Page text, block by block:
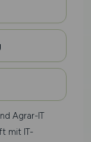
Agrar-IT
mit IT-